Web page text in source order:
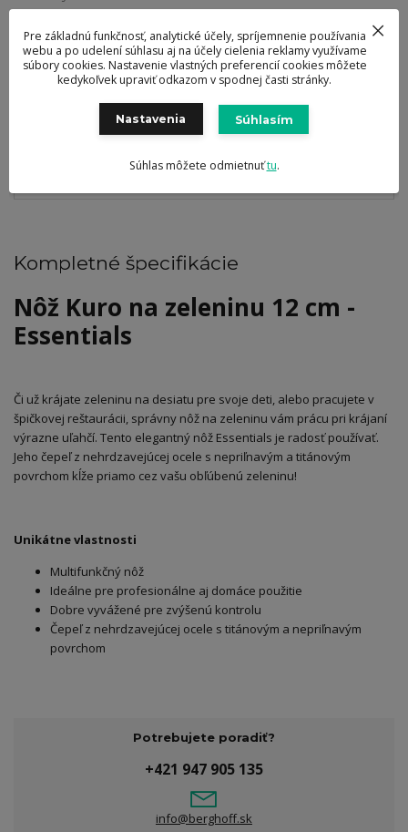
od 69 eur
Ocenené návrhy
Kompletné špecifikácie
Nôž Kuro na zeleninu 12 cm -
Essentials
Či už krájate zeleninu na desiatu pre svoje deti, alebo pracujete v
špičkovej reštaurácii, správny nôž na zeleninu vám prácu pri krájaní
výrazne uľahčí. Tento elegantný nôž Essentials je radosť používať.
Jeho čepeľ z nehrdzavejúcej ocele s nepriľnavým a titánovým
povrchom kĺže priamo cez vašu obľúbenú zeleninu!
Unikátne vlastnosti
Multifunkčný nôž
Ideálne pre profesionálne aj domáce použitie
Dobre vyvážené pre zvýšenú kontrolu
Čepeľ z nehrdzavejúcej ocele s titánovým a nepriľnavým
povrchom
Potrebujete poradiť?
+421 947 905 135
info@berghoff.sk
Pre základnú funkčnosť, analytické účely, spríjemnenie používania
webu a po udelení súhlasu aj na účely cielenia reklamy využívame
súbory cookies. Nastavenie vlastných preferencií cookies môžete
kedykoľvek upraviť odkazom v spodnej časti stránky.
Nastavenia Súhlasím
Súhlas môžete odmietnuťtu.